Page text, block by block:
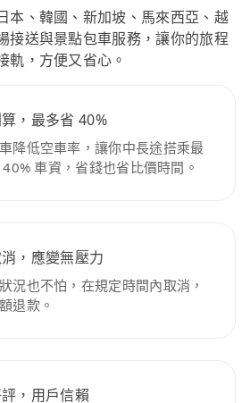
本、韓國、新加坡、馬來西亞、越
接送與景點包車服務，讓你的旅程
軌，方便又省心。
，最多省 40%
降低空車率，讓你中長途搭乘最
車資，省錢也省比價時間。
，應變無壓力
況也不怕，在規定時間內取消，
退款。
，用戶信賴